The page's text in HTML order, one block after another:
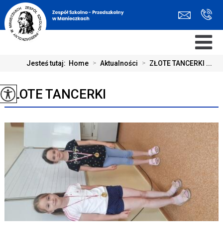
Jesteś tutaj: Home > Aktualności > ZŁOTE TANCERKI ...
ZŁOTE TANCERKI